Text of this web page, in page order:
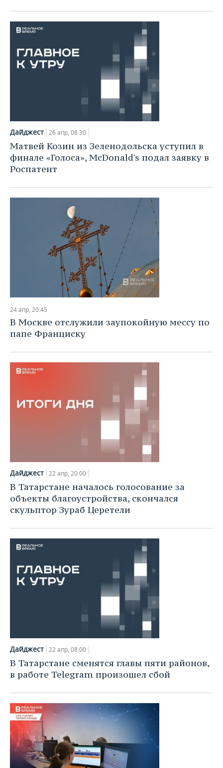
Дайджест 26 апр, 08:30
Матвей Козин из Зеленодольска уступил в
финале «Голоса», McDonald's подал заявку в
Роспатент
24 апр, 20:45
В Москве отслужили заупокойную мессу по
папе Франциску
Дайджест 22 апр, 20:00
В Татарстане началось голосование за
объекты благоустройства, скончался
скульптор Зураб Церетели
Дайджест 22 апр, 08:00
В Татарстане сменятся главы пяти районов,
в работе Telegram произошел сбой